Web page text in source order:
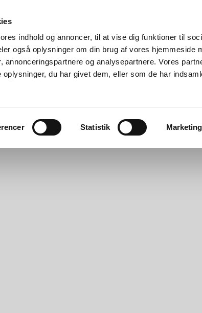
indhold og annoncer, til at vise dig funktioner til
også oplysninger om din brug af vores hjemmeside
annonceringspartnere og analysepartnere. Vores
du har givet dem, eller som de har
Statistik Marketing